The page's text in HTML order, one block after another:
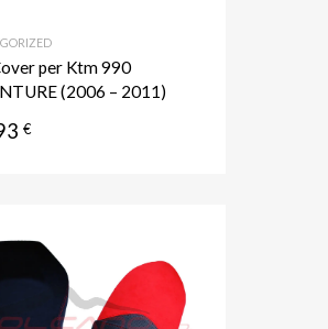
per Ktm 990
(2006 – 2011)
€